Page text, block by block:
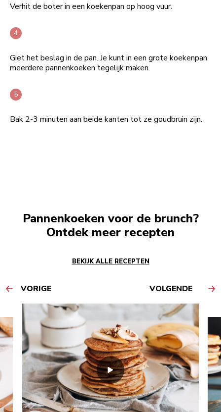
Verhit de boter in een koekenpan op hoog vuur.
Giet het beslag in de pan. Je kunt in een grote koekenpan
meerdere pannenkoeken tegelijk maken.
Bak 2-3 minuten aan beide kanten tot ze goudbruin zijn.
Pannenkoeken voor de brunch?
Ontdek meer recepten
BEKIJK ALLE RECEPTEN
VORIGE VOLGENDE